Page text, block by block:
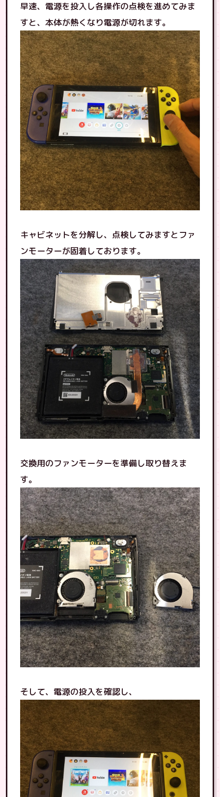
早速、電源を投入し各操作の点検を進めてみま
すと、本体が熱くなり電源が切れます。
キャビネットを分解し、点検してみますとファ
ンモーターが固着しております。
交換用のファンモーターを準備し取り替えま
す。
そして、電源の投入を確認し、